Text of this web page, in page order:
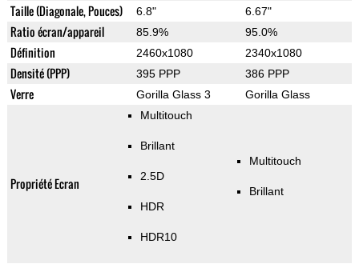
Taille (Diagonale, Pouces) 6.8" 6.67"
Ratio écran/appareil 85.9% 95.0%
Définition 2460x1080 2340x1080
Densité (PPP) 395 PPP 386 PPP
Verre Gorilla Glass 3 Gorilla Glass
Propriété Ecran
Multitouch
Brillant
2.5D
HDR
HDR10
Multitouch
Brillant